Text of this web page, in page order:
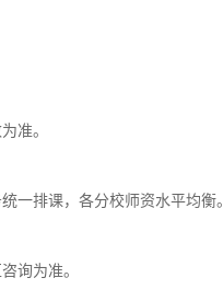
准。
一排课，各分校师资水平均衡。
询为准。